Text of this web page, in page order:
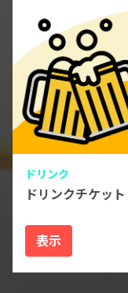
ドリンク
ドリンクチケット
表示